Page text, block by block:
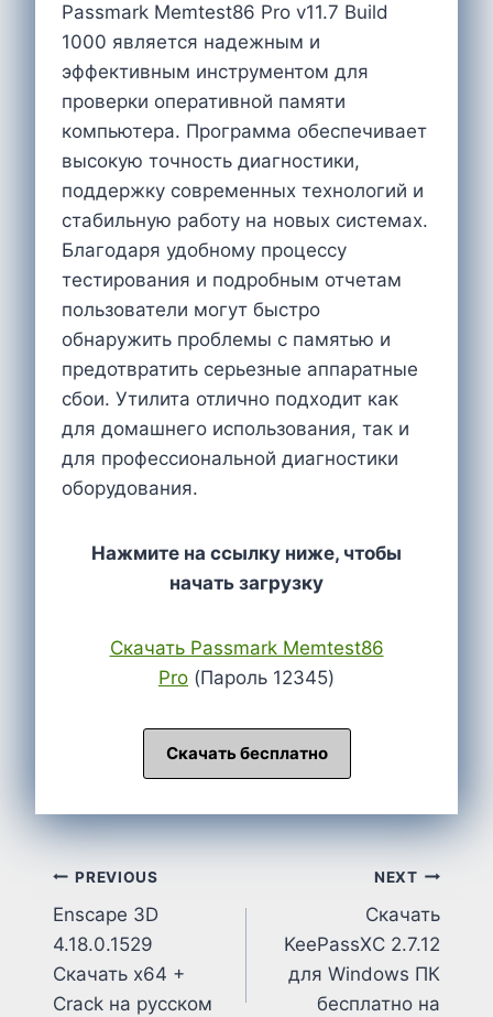
Passmark Memtest86 Pro v11.7 Build
1000 является надежным и
эффективным инструментом для
проверки оперативной памяти
компьютера. Программа обеспечивает
высокую точность диагностики,
поддержку современных технологий и
стабильную работу на новых системах.
Благодаря удобному процессу
тестирования и подробным отчетам
пользователи могут быстро
обнаружить проблемы с памятью и
предотвратить серьезные аппаратные
сбои. Утилита отлично подходит как
для домашнего использования, так и
для профессиональной диагностики
оборудования.
Нажмите на ссылку ниже, чтобы
начать загрузку
Cкачать Passmark Memtest86
Pro (Пароль 12345)
Скачать бесплатно
Post
navigation
PREVIOUS
Enscape 3D
4.18.0.1529
Cкачать x64 +
Crack на русском
NEXT
Скачать
KeePassXC 2.7.12
для Windows ПК
бесплатно на